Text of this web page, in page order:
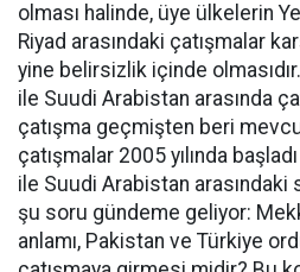
olması halinde, üye ülkelerin
Riyad arasındaki çatışmalar
yine belirsizlik içinde
ile Suudi Arabistan arasında
çatışma geçmişten beri
çatışmalar 2005 yılında
ile Suudi Arabistan arasındaki
şu soru gündeme geliyor:
anlamı, Pakistan ve Türkiye